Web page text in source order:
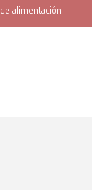
alimentación